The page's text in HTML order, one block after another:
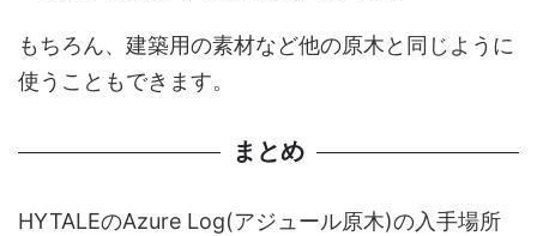
もちろん、建築用の素材など他の原木と同じように
使うこともできます。
まとめ
HYTALEのAzure Log(アジュール原木)の入手場所